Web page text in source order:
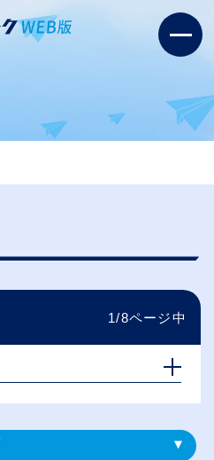
1/8ページ中